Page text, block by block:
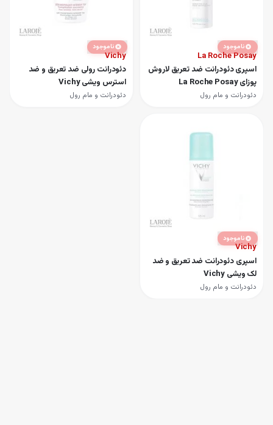
ناموجود
La Roche Posay
اسپری دئودرانت ضد تعریق لاروش
پوزای La Roche Posay
دئودرانت و مام رول
ناموجود
Vichy
دئودرانت رولی ضد تعریق و ضد
استرس ویشی Vichy
دئودرانت و مام رول
ناموجود
Vichy
اسپری دئودرانت ضد تعریق و ضد
لک ویشی Vichy
دئودرانت و مام رول